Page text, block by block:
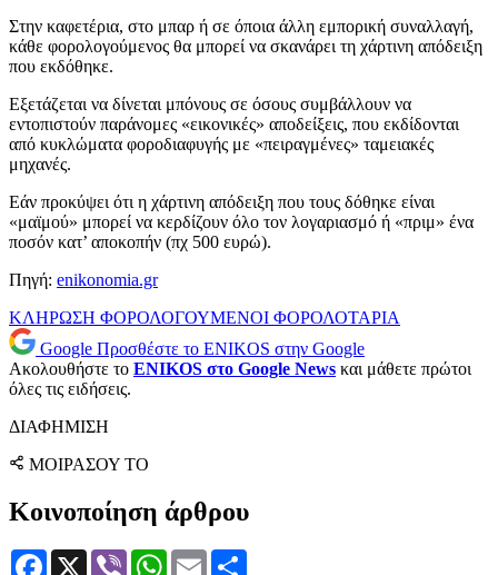
Στην καφετέρια, στο μπαρ ή σε όποια άλλη εμπορική συναλλαγή,
κάθε φορολογούμενος θα μπορεί να σκανάρει τη χάρτινη απόδειξη
που εκδόθηκε.
Εξετάζεται να δίνεται μπόνους σε όσους συμβάλλουν να
εντοπιστούν παράνομες «εικονικές» αποδείξεις, που εκδίδονται
από κυκλώματα φοροδιαφυγής με «πειραγμένες» ταμειακές
μηχανές.
Εάν προκύψει ότι η χάρτινη απόδειξη που τους δόθηκε είναι
«μαϊμού» μπορεί να κερδίζουν όλο τον λογαριασμό ή «πριμ» ένα
ποσόν κατ’ αποκοπήν (πχ 500 ευρώ).
Πηγή: enikonomia.gr
ΚΛΗΡΩΣΗ ΦΟΡΟΛΟΓΟΥΜΕΝΟΙ ΦΟΡΟΛΟΤΑΡΙΑ
Google Προσθέστε το ENIKOS στην Google
Ακολουθήστε το ENIKOS στο Google News και μάθετε πρώτοι
όλες τις ειδήσεις.
ΔΙΑΦΗΜΙΣΗ
ΜΟΙΡΑΣΟΥ ΤΟ
Κοινοποίηση άρθρου
Facebook
X Viber WhatsApp
Email